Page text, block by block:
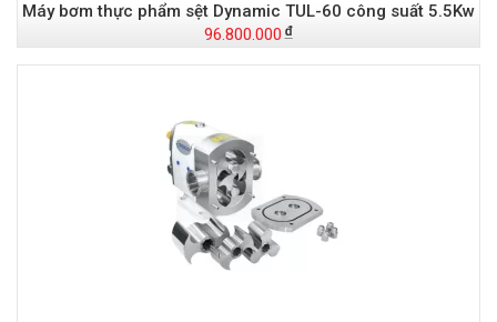
Máy bơm thực phẩm sệt Dynamic TUL-60 công suất 5.5Kw
96.800.000